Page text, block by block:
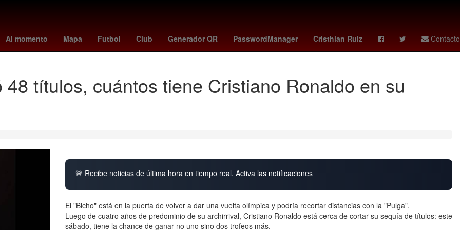
Al momento Mapa Futbol Club Generador QR PasswordManager Cristhian Ruiz Contacto
MLB Rafael Caro Quintero sid wilson burnley - wolves fraude Selección de baloncesto de Estados Unidos Gobierno
títulos, cuántos tiene Cristiano Ronaldo en su
🚨 Recibe noticias de última hora en tiempo real. Activa las notificaciones
El "Bicho" está en la puerta de volver a dar una vuelta olímpica y podría recortar distancias con la "Pulga".
Luego de cuatro años de predominio de su archirrival, Cristiano Ronaldo está cerca de cortar su sequía de títulos: este
sábado, tiene la chance de ganar no uno sino dos trofeos más.